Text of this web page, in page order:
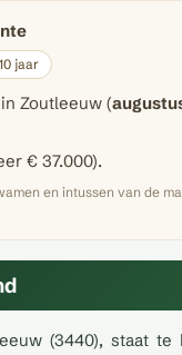
10 jaar
in Zoutleeuw (
€ 37.000).
en intussen van de
(3440), staat